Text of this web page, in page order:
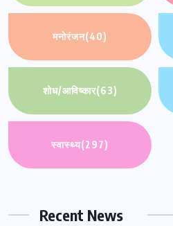
मनोरंजन(40)
शोध/आविष्कार(63)
स्वास्थ्य(297)
Recent News